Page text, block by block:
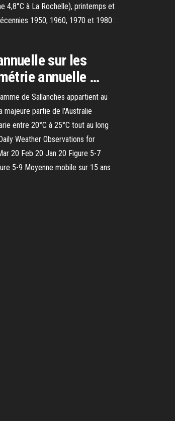
4,8°C à La Rochelle), printemps et
1950, 1960, 1970 et 1980 :
sur les
annuelle …
de Sallanches appartient au
majeure partie de l'Australie
entre 20°C à 25°C tout au long
Weather Observations for
20 Feb 20 Jan 20 Figure 5-7
5-9 Moyenne mobile sur 15 ans